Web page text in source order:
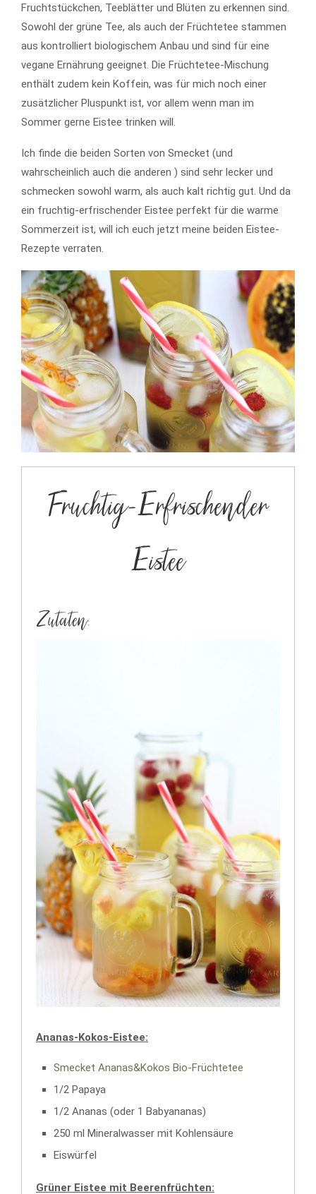
Fruchtstückchen, Teeblätter und Blüten zu erkennen sind.
Sowohl der grüne Tee, als auch der Früchtetee stammen
aus kontrolliert biologischem Anbau und sind für eine
vegane Ernährung geeignet. Die Früchtetee-Mischung
enthält zudem kein Koffein, was für mich noch einer
zusätzlicher Pluspunkt ist, vor allem wenn man im
Sommer gerne Eistee trinken will.
Ich finde die beiden Sorten von Smecket (und
wahrscheinlich auch die anderen ) sind sehr lecker und
schmecken sowohl warm, als auch kalt richtig gut. Und da
ein fruchtig-erfrischender Eistee perfekt für die warme
Sommerzeit ist, will ich euch jetzt meine beiden Eistee-
Rezepte verraten.
Fruchtig-Erfrischender
Eistee
Zutaten:
Ananas-Kokos-Eistee:
Smecket Ananas&Kokos Bio-Früchtetee
1/2 Papaya
1/2 Ananas (oder 1 Babyananas)
250 ml Mineralwasser mit Kohlensäure
Eiswürfel
Grüner Eistee mit Beerenfrüchten: